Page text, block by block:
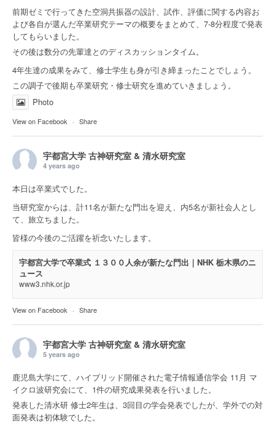
前期ゼミで行ってきた空洞共振器の設計、試作、評価に関する内容お
よび各自が選んだ卒業研究テーマの概要をまとめて、7-8分程度で発表
してもらいました。
その後は数分の先輩達とのディスカッションタイム。
4年生達の成果をみて、修士学生も身が引き締まったことでしょう。
この調子で後期も卒業研究・修士研究を進めていきましょう。
Photo
View on Facebook · Share
宇都宮大学 古神研究室 & 清水研究室
4 years ago
本日は卒業式でした。
当研究室からは、計11名が新たな門出を迎え、内5名が新社会人とし
て、旅立ちました。
皆様の今後のご活躍を祈念いたします。
宇都宮大学で卒業式 １３００人余が新たな門出｜NHK 栃木県のニ
ュース
www3.nhk.or.jp
View on Facebook · Share
宇都宮大学 古神研究室 & 清水研究室
5 years ago
鹿児島大学にて、ハイブリッド開催された電子情報通信学会 11月 マ
イクロ波研究会にて、1件の研究成果発表を行いました。
発表した清水研 修士2年生は、3回目の学会発表でしたが、学外での対
面発表は初体験でした。